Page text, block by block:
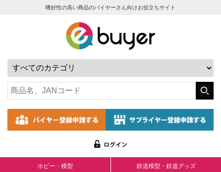
嗜好性の高い商品のバイヤーさん向けお役立ちサイト
ホビー・模型 鉄道模型・鉄道グッズ